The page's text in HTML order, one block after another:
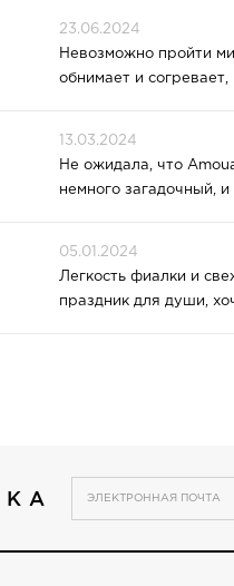
23.06.2024
Невозможно пройти
обнимает и
13.03.2024
Не ожидала, что
немного загадочный,
05.01.2024
Легкость фиалки и
праздник для души,